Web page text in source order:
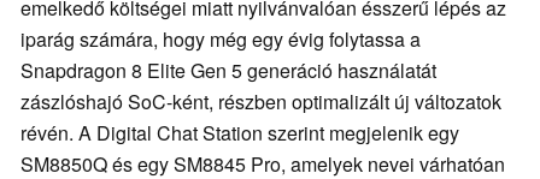
emelkedő költségei miatt nyilvánvalóan ésszerű lépés az
iparág számára, hogy még egy évig folytassa a
Snapdragon 8 Elite Gen 5 generáció használatát
zászlóshajó SoC-ként, részben optimalizált új változatok
révén. A Digital Chat Station szerint megjelenik egy
SM8850Q és egy SM8845 Pro, amelyek nevei várhatóan